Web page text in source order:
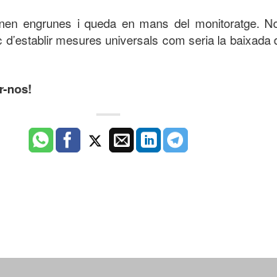
engrunes i queda en mans del monitoratge.
mesures universals com seria la
nos!